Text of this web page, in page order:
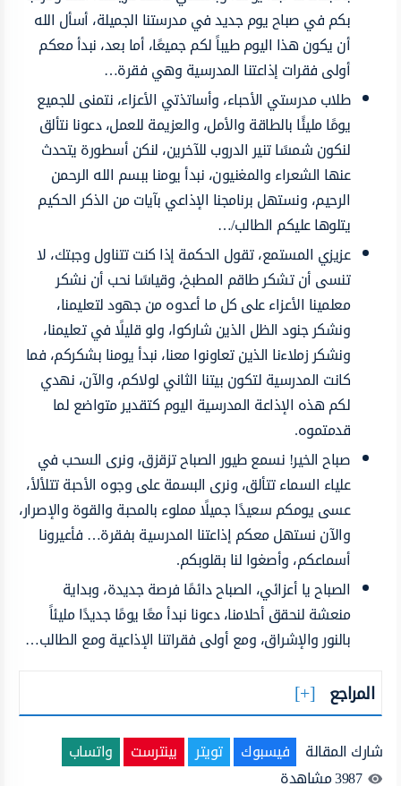
بكم في صباح يوم جديد في مدرستنا الجميلة، أسأل الله
أن يكون هذا اليوم طيباً لكم جميعًا، أما بعد، نبدأ معكم
أولى فقرات إذاعتنا المدرسية وهي فقرة…
طلاب مدرستي الأحباء، وأساتذتي الأعزاء، نتمنى للجميع
يومًا مليئًا بالطاقة والأمل، والعزيمة للعمل، دعونا نتألق
لنكون شمسًا تنير الدروب للآخرين، لنكن أسطورة يتحدث
عنها الشعراء والمغنيون، نبدأ يومنا ببسم الله الرحمن
الرحيم، ونستهل برنامجنا الإذاعي بآيات من الذكر الحكيم
يتلوها عليكم الطالب/…
عزيزي المستمع، تقول الحكمة إذا كنت تتناول وجبتك، لا
تنسى أن تشكر طاقم المطبخ، وقياسًا نحب أن نشكر
معلمينا الأعزاء على كل ما أعدوه من جهود لتعليمنا،
ونشكر جنود الظل الذين شاركوا، ولو قليلًا في تعليمنا،
ونشكر زملاءنا الذين تعاونوا معنا، نبدأ يومنا بشكركم، فما
كانت المدرسية لتكون بيتنا الثاني لولاكم، والآن، نهدي
لكم هذه الإذاعة المدرسية اليوم كتقدير متواضع لما
قدمتموه.
صباح الخير! نسمع طيور الصباح تزقزق، ونرى السحب في
علياء السماء تتألق، ونرى البسمة على وجوه الأحبة تتلألأ،
عسى يومكم سعيدًا جميلًا مملوء بالمحبة والقوة والإصرار،
والآن نستهل معكم إذاعتنا المدرسية بفقرة… فأعيرونا
أسماعكم، وأصغوا لنا بقلوبكم.
الصباح يا أعزائي، الصباح دائمًا فرصة جديدة، وبداية
منعشة لنحقق أحلامنا، دعونا نبدأ معًا يومًا جديدًا مليئاً
بالنور والإشراق، ومع أولى فقراتنا الإذاعية ومع الطالب…
المراجع
شارك المقالة فيسبوك تويتر بينترست
واتساب
3987مشاهدة